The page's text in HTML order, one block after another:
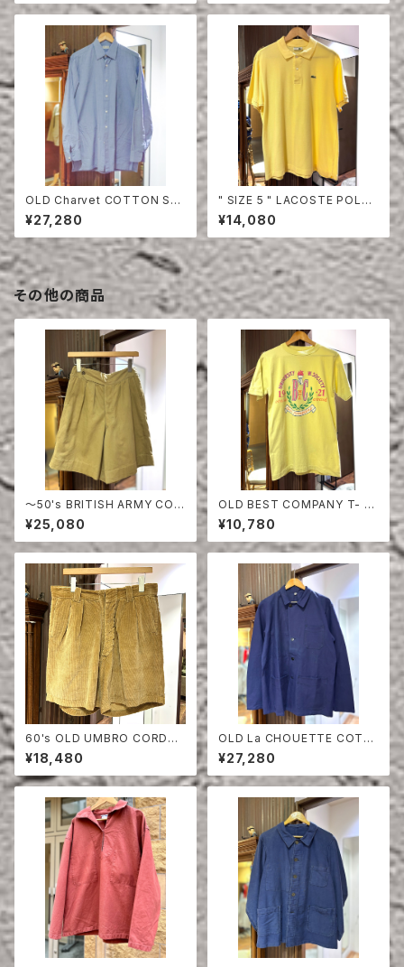
OLD Charvet COTTON SHI
RT
¥27,280
" SIZE 5 " LACOSTE POLO
SHIRT YELLOW
¥14,080
その他の商品
〜50's BRITISH ARMY COT
TON DRILL SHORTS
¥25,080
OLD BEST COMPANY T- S
HIRT
¥10,780
60's OLD UMBRO CORDUR
OY SHORTS
¥18,480
OLD La CHOUETTE COTT
ON TWILL JACKET DEAD S
TOCK
¥27,280